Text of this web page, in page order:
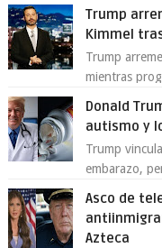
Trump
Kimmel
Trump
mientras
Donald
autismo y
Trump
embarazo,
Asco de
Azteca